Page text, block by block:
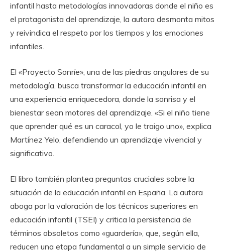
infantil hasta metodologías innovadoras donde el niño es
el protagonista del aprendizaje, la autora desmonta mitos
y reivindica el respeto por los tiempos y las emociones
infantiles.
El «Proyecto Sonríe», una de las piedras angulares de su
metodología, busca transformar la educación infantil en
una experiencia enriquecedora, donde la sonrisa y el
bienestar sean motores del aprendizaje. «Si el niño tiene
que aprender qué es un caracol, yo le traigo uno», explica
Martínez Yelo, defendiendo un aprendizaje vivencial y
significativo.
El libro también plantea preguntas cruciales sobre la
situación de la educación infantil en España. La autora
aboga por la valoración de los técnicos superiores en
educación infantil (TSEI) y critica la persistencia de
términos obsoletos como «guardería», que, según ella,
reducen una etapa fundamental a un simple servicio de